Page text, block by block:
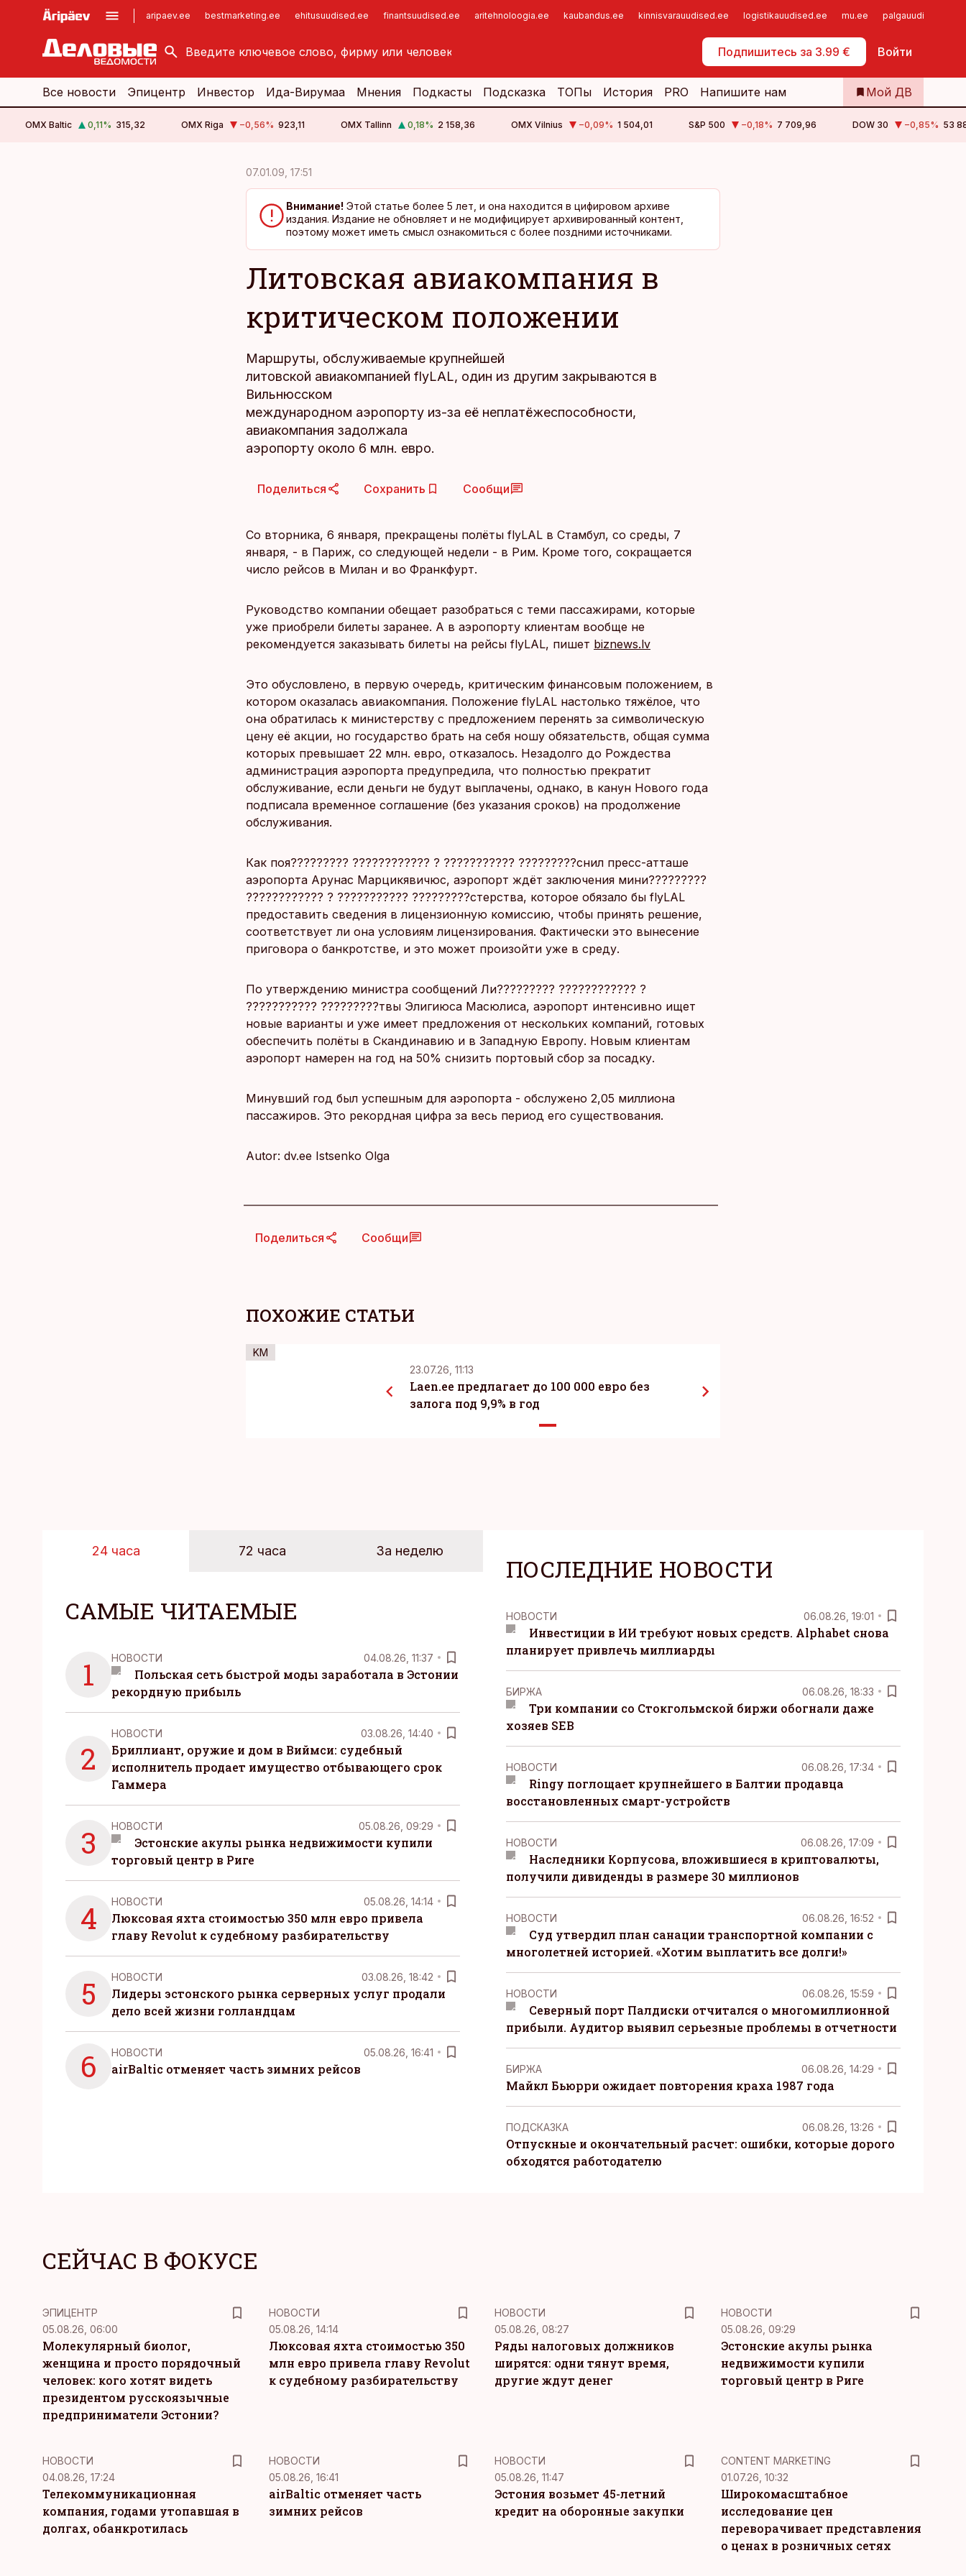
aripaev.ee bestmarketing.ee ehitusuudised.ee finantsuudised.ee aritehnoloogia.ee kaubandus.ee kinnisvarauudised.ee logistikauudised.ee mu.ee palgauudised.ee
Подпишитесь за 3.99 € Войти
kinnisvarauudised.ee
logistikauudised.ee
imelineajalugu.ee
Самообслуживание
Все новости Эпицентр Инвестор Ида-Вирумаа Мнения Подкасты Подсказка ТОПы История PRO Напишите нам Мой ДВ
OMX Baltic 0,11% 315,32 OMX Riga −0,56% 923,11 OMX Tallinn 0,18% 2 158,36 OMX Vilnius −0,09% 1 504,01 S&P 500 −0,18% 7 709,96 DOW 30 −0,85% 53
07.01.09, 17:51
Внимание! Этой статье более 5 лет, и она находится в цифировом архиве
издания. Издание не обновляет и не модифицирует архивированный контент,
поэтому может иметь смысл ознакомиться с более поздними источниками.
Литовская авиакомпания в
критическом положении
Маршруты, обслуживаемые крупнейшей
литовской авиакомпанией flyLAL, один из другим закрываются в
Вильнюсском
международном аэропорту из-за её неплатёжеспособности,
авиакомпания задолжала
аэропорту около 6 млн. евро.
Поделиться Сохранить Сообщи
Cо вторника, 6 января, прекращены полёты flyLAL в Стамбул, со среды, 7
января, - в Париж, со следующей недели - в Рим. Кроме того, сокращается
число рейсов в Милан и во Франкфурт.
Руководство компании обещает разобраться с теми пассажирами, которые
уже приобрели билеты заранее. А в аэропорту клиентам вообще не
рекомендуется заказывать билеты на рейсы flyLAL, пишет biznews.lv
Это обусловлено, в первую очередь, критическим финансовым положением, в
котором оказалась авиакомпания. Положение flyLAL настолько тяжёлое, что
она обратилась к министерству с предложением перенять за символическую
цену её акции, но государство брать на себя ношу обязательств, общая сумма
которых превышает 22 млн. евро, отказалось. Незадолго до Рождества
администрация аэропорта предупредила, что полностью прекратит
обслуживание, если деньги не будут выплачены, однако, в канун Нового года
подписала временное соглашение (без указания сроков) на продолжение
обслуживания.
Как поя????????? ???????????? ? ??????????? ?????????снил пресс-атташе
аэропорта Арунас Марцикявичюс, аэропорт ждёт заключения мини?????????
???????????? ? ??????????? ?????????стерства, которое обязало бы flyLAL
предоставить сведения в лицензионную комиссию, чтобы принять решение,
соответствует ли она условиям лицензирования. Фактически это вынесение
приговора о банкротстве, и это может произойти уже в среду.
По утверждению министра сообщений Ли????????? ???????????? ?
??????????? ?????????твы Элигиюса Масюлиса, аэропорт интенсивно ищет
новые варианты и уже имеет предложения от нескольких компаний, готовых
обеспечить полёты в Скандинавию и в Западную Европу. Новым клиентам
аэропорт намерен на год на 50% снизить портовый сбор за посадку.
Минувший год был успешным для аэропорта - обслужено 2,05 миллиона
пассажиров. Это рекордная цифра за весь период его существования.
Autor: dv.ee Istsenko Olga
Поделиться Сообщи
ПОХОЖИЕ СТАТЬИ
KM
23.07.26, 11:13
Laen.ee предлагает до 100 000 евро без
залога под 9,9% в год
24 часа 72 часа За неделю
САМЫЕ ЧИТАЕМЫЕ
1 НОВОСТИ 04.08.26, 11:37
Польская сеть быстрой моды заработала в Эстонии
рекордную прибыль
2
НОВОСТИ 03.08.26, 14:40
Бриллиант, оружие и дом в Виймси: судебный
исполнитель продает имущество отбывающего срок
Гаммера
3 НОВОСТИ 05.08.26, 09:29
Эстонские акулы рынка недвижимости купили
торговый центр в Риге
4 НОВОСТИ 05.08.26, 14:14
Люксовая яхта стоимостью 350 млн евро привела
главу Revolut к судебному разбирательству
5 НОВОСТИ 03.08.26, 18:42
Лидеры эстонского рынка серверных услуг продали
дело всей жизни голландцам
6 НОВОСТИ 05.08.26, 16:41
airBaltic отменяет часть зимних рейсов
ПОСЛЕДНИЕ НОВОСТИ
НОВОСТИ 06.08.26, 19:01
Инвестиции в ИИ требуют новых средств. Alphabet снова
планирует привлечь миллиарды
БИРЖА 06.08.26, 18:33
Три компании со Стокгольмской биржи обогнали даже
хозяев SEB
НОВОСТИ 06.08.26, 17:34
Ringy поглощает крупнейшего в Балтии продавца
восстановленных смарт-устройств
НОВОСТИ 06.08.26, 17:09
Наследники Корпусова, вложившиеся в криптовалюты,
получили дивиденды в размере 30 миллионов
НОВОСТИ 06.08.26, 16:52
Суд утвердил план санации транспортной компании с
многолетней историей. «Хотим выплатить все долги!»
НОВОСТИ 06.08.26, 15:59
Северный порт Палдиски отчитался о многомиллионной
прибыли. Аудитор выявил серьезные проблемы в отчетности
БИРЖА 06.08.26, 14:29
Майкл Бьюрри ожидает повторения краха 1987 года
ПОДСКАЗКА 06.08.26, 13:26
Отпускные и окончательный расчет: ошибки, которые дорого
обходятся работодателю
СЕЙЧАС В ФОКУСЕ
ЭПИЦЕНТР
05.08.26, 06:00
Молекулярный биолог,
женщина и просто порядочный
человек: кого хотят видеть
президентом русскоязычные
предприниматели Эстонии?
НОВОСТИ
05.08.26, 14:14
Люксовая яхта стоимостью 350
млн евро привела главу Revolut
к судебному разбирательству
НОВОСТИ
05.08.26, 08:27
Ряды налоговых должников
ширятся: одни тянут время,
другие ждут денег
НОВОСТИ
05.08.26, 09:29
Эстонские акулы рынка
недвижимости купили
торговый центр в Риге
НОВОСТИ
04.08.26, 17:24
Телекоммуникационная
компания, годами утопавшая в
долгах, обанкротилась
НОВОСТИ
05.08.26, 16:41
airBaltic отменяет часть
зимних рейсов
НОВОСТИ
05.08.26, 11:47
Эстония возьмет 45-летний
кредит на оборонные закупки
KM
CONTENT MARKETING
01.07.26, 10:32
Широкомасштабное
исследование цен
переворачивает представления
о ценах в розничных сетях